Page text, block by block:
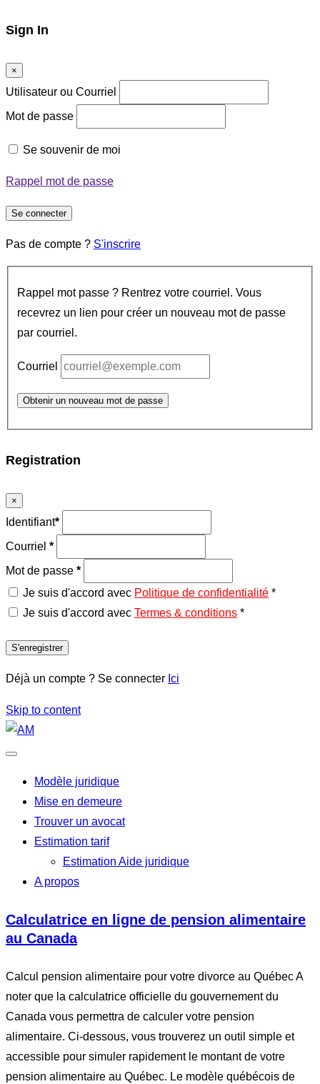
Sign In
×
Utilisateur ou Courriel
Mot de passe
Se souvenir de moi
Rappel mot de passe
Se connecter
Pas de compte ? S'inscrire
Rappel mot passe ? Rentrez votre courriel. Vous
recevrez un lien pour créer un nouveau mot de passe
par courriel.
Courriel
Obtenir un nouveau mot de passe
Registration
×
Identifiant*
Courriel *
Mot de passe *
Je suis d'accord avec Politique de confidentialité *
Je suis d'accord avec Termes & conditions *
S'enregistrer
Déjà un compte ? Se connecter Ici
Skip to content
Modèle juridique
Mise en demeure
Trouver un avocat
Estimation tarif
Estimation Aide juridique
A propos
Calculatrice en ligne de pension alimentaire
au Canada
Calcul pension alimentaire pour votre divorce au Québec A
noter que la calculatrice officielle du gouvernement du
Canada vous permettra de calculer votre pension
alimentaire. Ci-dessous, vous trouverez un outil simple et
accessible pour simuler rapidement le montant de votre
pension alimentaire au Québec. Le modèle québécois de